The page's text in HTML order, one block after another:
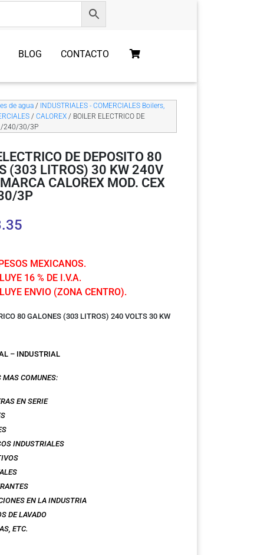
BLOG CONTACTO
de agua / INDUSTRIALES - COMERCIALES Boilers,
/CALOREX / BOILER ELECTRICO DE
240/30/3P
DE DEPOSITO 80
(303 LITROS) 30 KW 240V
CALOREX MOD. CEX
3P
MEXICANOS.
16 % DE I.V.A.
ENVIO (ZONA CENTRO).
80 GALONES (303 LITROS) 240 VOLTS 30 KW
– INDUSTRIAL
MAS COMUNES:
EN SERIE
INDUSTRIALES
EN LA INDUSTRIA
DE LAVADO
ETC.